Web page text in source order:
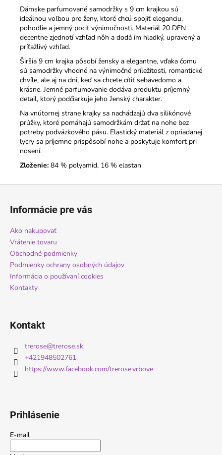
Dámske parfumované samodržky s 9 cm krajkou sú
ideálnou voľbou pre ženy, ktoré chcú spojiť eleganciu,
pohodlie a jemný pocit výnimočnosti. Materiál 20 DEN
decentne zjednotí vzhľad nôh a dodá im hladký, upravený a
príťažlivý vzhľad.
Širšia 9 cm krajka pôsobí žensky a elegantne, vďaka čomu
sú samodržky vhodné na výnimočné príležitosti, romantické
chvíle, ale aj na dni, keď sa chcete cítiť sebavedomo a
krásne. Jemné parfumovanie dodáva produktu príjemný
detail, ktorý podčiarkuje jeho ženský charakter.
Na vnútornej strane krajky sa nachádzajú dva silikónové
prúžky, ktoré pomáhajú samodržkám držať na nohe bez
potreby podväzkového pásu. Elastický materiál z opriadanej
lycry sa príjemne prispôsobí nohe a poskytuje komfort pri
nosení.
Zloženie: 84 % polyamid, 16 % elastan
Informácie pre vás
Ako nakupovať
Vrátenie tovaru
Obchodné podmienky
Podmienky ochrany osobných údajov
Informácia o používaní cookies
Kontakty
Kontakt
trerose@trerose.sk
+421948502761
https://www.facebook.com/trerose.vrbove
Prihlásenie
E-mail